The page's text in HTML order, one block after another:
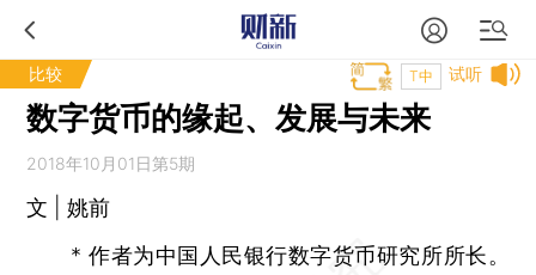
比较 试听
T中
数字货币的缘起、发展与未来
2018年10月01日第5期
文 | 姚前
* 作者为中国人民银行数字货币研究所所长。